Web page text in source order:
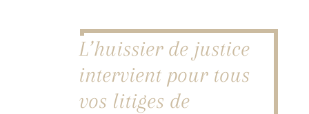
L’huissier de justice
intervient pour tous
vos litiges de